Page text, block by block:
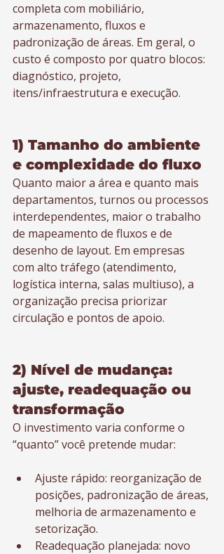
completa com mobiliário,
armazenamento, fluxos e
padronização de áreas. Em geral, o
custo é composto por quatro blocos:
diagnóstico, projeto,
itens/infraestrutura e execução.
1) Tamanho do ambiente
e complexidade do fluxo
Quanto maior a área e quanto mais
departamentos, turnos ou processos
interdependentes, maior o trabalho
de mapeamento de fluxos e de
desenho de layout. Em empresas
com alto tráfego (atendimento,
logística interna, salas multiuso), a
organização precisa priorizar
circulação e pontos de apoio.
2) Nível de mudança:
ajuste, readequação ou
transformação
O investimento varia conforme o
“quanto” você pretende mudar:
Ajuste rápido: reorganização de
posições, padronização de áreas,
melhoria de armazenamento e
setorização.
Readequação planejada: novo